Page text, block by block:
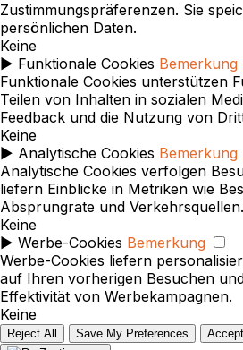
Zustimmungspräferenzen. Sie
persönlichen Daten.
Keine
► Funktionale Cookies Bemerkung
Funktionale Cookies unterstützen
Teilen von Inhalten in sozialen
Feedback und die Nutzung von
Keine
► Analytische Cookies Bemerkung
Analytische Cookies verfolgen
liefern Einblicke in Metriken wie
Absprungrate und Verkehrsquellen.
Keine
► Werbe-Cookies Bemerkung
Werbe-Cookies liefern
auf Ihren vorherigen Besuchen
Effektivität von Werbekampagnen.
Keine
Reject All Save My Preferences Accept